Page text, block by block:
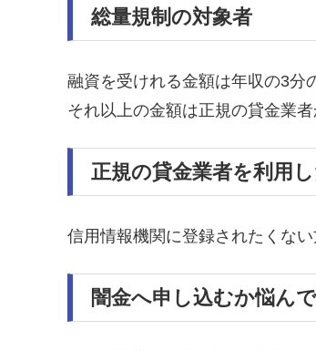
総量規制の対象者
融資を受けれる金額は年収の3分
それ以上の金額は正規の貸金業
正規の貸金業者を利用
信用情報機関に登録されたくな
闇金へ申し込むか悩ん